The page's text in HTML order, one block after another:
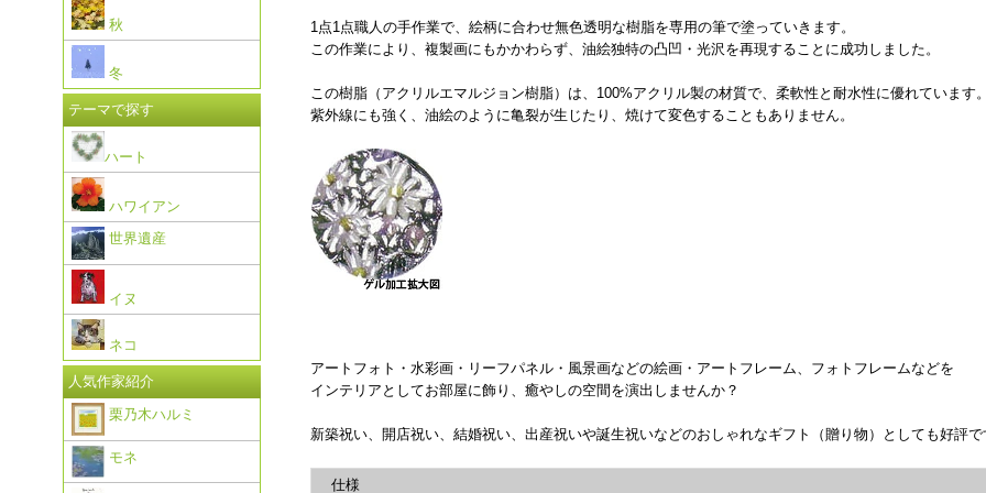
1点1点職人の手作業で、絵柄に合わせ無色透明な樹脂を専用の筆で塗っていきます。
この作業により、複製画にもかかわらず、油絵独特の凸凹・光沢を再現することに成功しました。
この樹脂（アクリルエマルジョン樹脂）は、100%アクリル製の材質で、柔軟性と耐水性に優れています
紫外線にも強く、油絵のように亀裂が生じたり、焼けて変色することもありません。
アートフォト・水彩画・リーフパネル・風景画などの絵画・アートフレーム、フォトフレームなどを
インテリアとしてお部屋に飾り、癒やしの空間を演出しませんか？
新築祝い、開店祝い、結婚祝い、出産祝いや誕生祝いなどのおしゃれなギフト（贈り物）としても好評で
仕様
秋
冬
テーマで探す
ハート
ハワイアン
世界遺産
イヌ
ネコ
人気作家紹介
栗乃木ハルミ
モネ